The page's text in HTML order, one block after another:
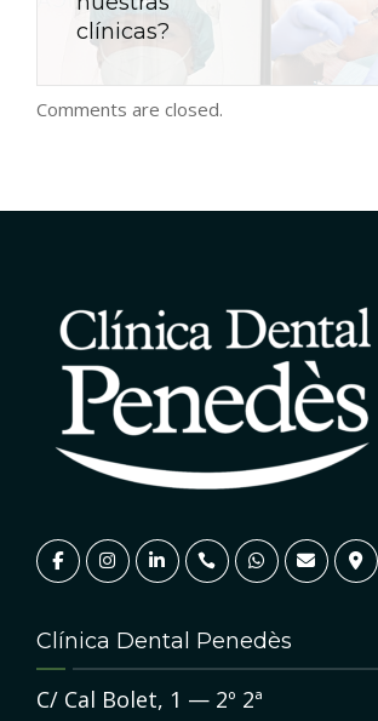
clínicas?
Comments are closed.
Clínica Dental Penedès
C/ Cal Bolet, 1 — 2º 2ª